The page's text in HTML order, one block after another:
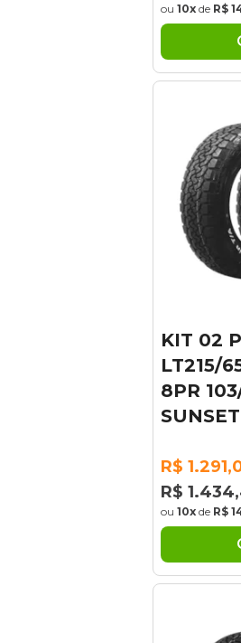
ou 10x de R$
KIT 02
LT215/
8PR
SUNSET
R$
R$
ou 10x de R$